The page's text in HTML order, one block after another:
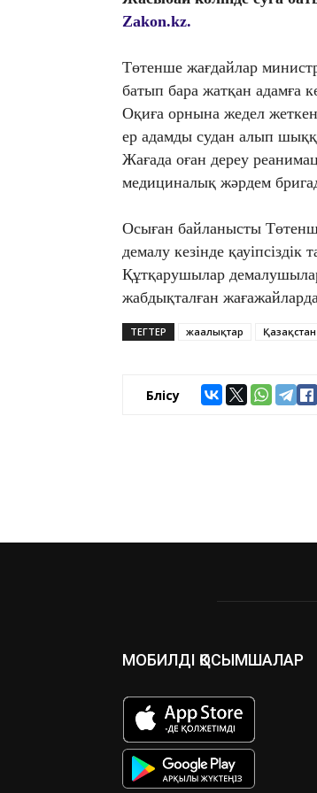
Zakon.kz.
Төтенше жағдайлар
батып бара жатқан адамға
Оқиға орнына жедел
ер адамды судан алып
Жағада оған дереу
медициналық жәрдем
Осыған байланысты
демалу кезінде
Құтқарушылар
жабдықталған
ТЕГТЕР жаңалықтар Қазақстан
Бөлісу
МОБИЛДІ ҚОСЫМШАЛАР